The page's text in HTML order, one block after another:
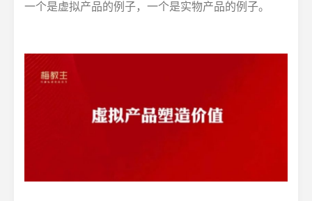
一个是虚拟产品的例子，一个是实物产品的例子。